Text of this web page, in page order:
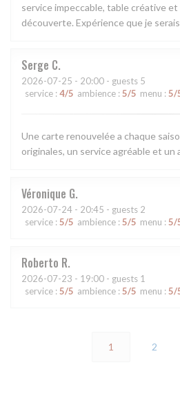
service impeccable, table créative
découverte. Expérience que je
Serge C
2026-07-25 - 20:00 - guests 5
service : 4/5 ambience : 5/5 menu : 5/
Une carte renouvelée a chaque
originales, un service agréable et un
Véronique G
2026-07-24 - 20:45 - guests 2
service : 5/5 ambience : 5/5 menu : 5/
Roberto R
2026-07-23 - 19:00 - guests 1
service : 5/5 ambience : 5/5 menu : 5/
1 2